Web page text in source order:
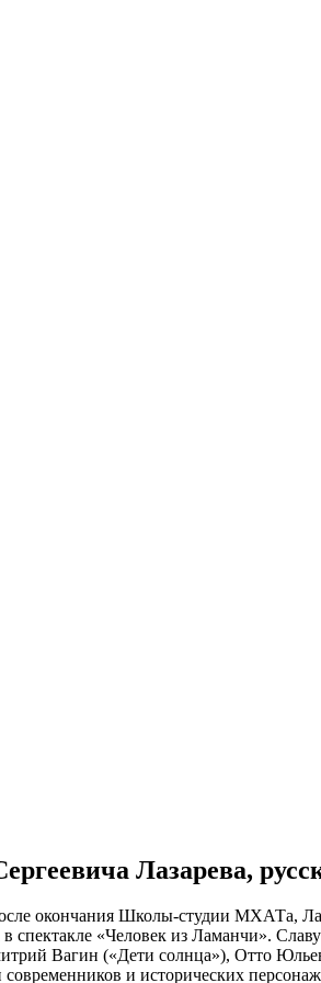
Лазарева,
окончания Школы-студии МХАТа,
спектакле «Человек из Ламанчи».
Вагин («Дети солнца»), Отто
и исторических